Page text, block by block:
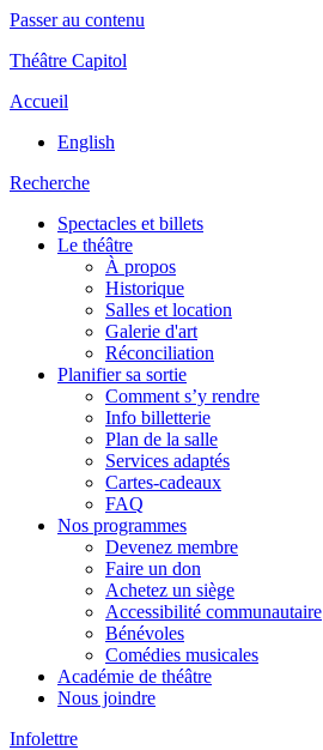
Passer au contenu
Théâtre Capitol
Accueil
English
Recherche
Spectacles et billets
Le théâtre
À propos
Historique
Salles et location
Galerie d'art
Réconciliation
Planifier sa sortie
Comment s’y rendre
Info billetterie
Plan de la salle
Services adaptés
Cartes-cadeaux
FAQ
Nos programmes
Devenez membre
Faire un don
Achetez un siège
Accessibilité communautaire
Bénévoles
Comédies musicales
Académie de théâtre
Nous joindre
Infolettre